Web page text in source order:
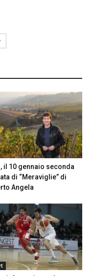
il 10 gennaio seconda
di “Meraviglie” di
Angela